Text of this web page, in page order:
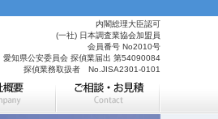
内閣総理大臣認可
(一社) 日本調査業協会加盟員
会員番号 No2010号
愛知県公安委員会 探偵業届出 第54090084
探偵業務取扱者 No.JISA2301-0101